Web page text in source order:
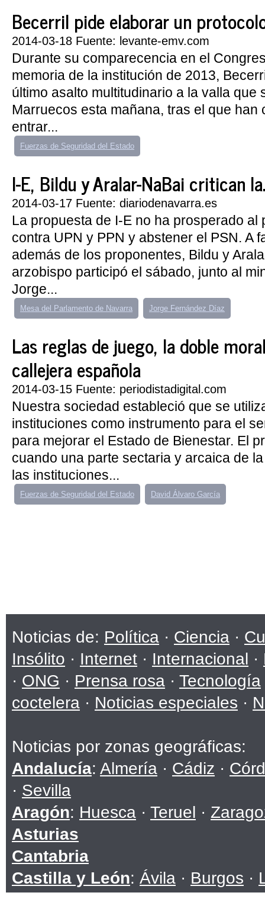
Becerril pide elaborar un
2014-03-18 Fuente: levante-emv.com
Durante su comparecencia en el
memoria de la institución de 2013,
último asalto multitudinario a la valla que
Marruecos esta mañana, tras el que han
entrar...
Fuerzas de Seguridad del Estado
I-E, Bildu y Aralar-NaBai critican
2014-03-17 Fuente: diariodenavarra.es
La propuesta de I-E no ha prosperado al
contra UPN y PPN y abstener el PSN. A
además de los proponentes, Bildu y
arzobispo participó el sábado, junto al
Jorge...
Mesa del Parlamento de Navarra Jorge Fernández Díaz
Las reglas de juego, la doble
callejera española
2014-03-15 Fuente: periodistadigital.com
Nuestra sociedad estableció que se
instituciones como instrumento para el
para mejorar el Estado de Bienestar. El
cuando una parte sectaria y arcaica de
las instituciones...
Fuerzas de Seguridad del Estado David Álvaro García
Noticias de: Política · Ciencia ·
Insólito · Internet · Internacional ·
· ONG · Prensa rosa · Tecnología
coctelera · Noticias especiales ·
Noticias por zonas geográficas:
Andalucía: Almería · Cádiz ·
· Sevilla
Aragón: Huesca · Teruel ·
Asturias
Cantabria
Castilla y León: Ávila · Burgos ·